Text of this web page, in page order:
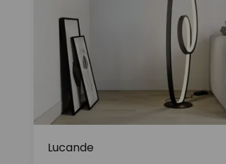
Lucande